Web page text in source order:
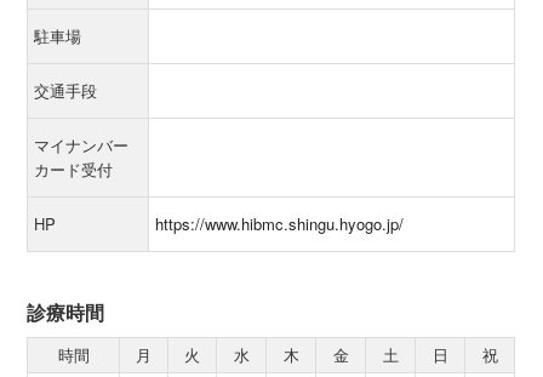
駐車場
交通手段
マイナンバー
カード受付
HP https://www.hibmc.shingu.hyogo.jp/
診療時間
時間 月 火 水 木 金 土 日
祝